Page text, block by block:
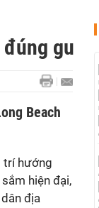
gu
Beach
trí hướng
hiện đại,
địa